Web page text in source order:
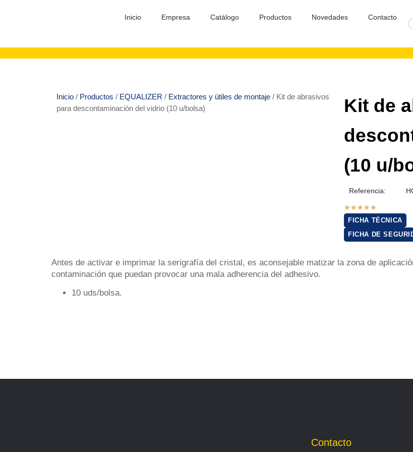
Inicio Empresa Catálogo Productos Novedades Contacto
Inicio / Productos / EQUALIZER / Extractores y útiles de montaje / Kit de abrasivos
para descontaminación del vidrio (10 u/bolsa)
Kit de
(10 u/
Referencia:
★★★★★
FICHA TÉCNICA
FICHA DE
Antes de activar e imprimar la serigrafía del cristal, es aconsejable matizar la zona de
contaminación que puedan provocar una mala adherencia del adhesivo.
10 uds/bolsa.
Contacto